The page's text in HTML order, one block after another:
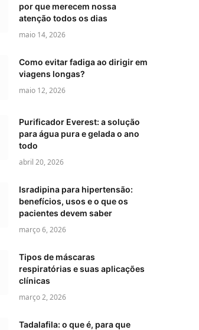
por que merecem nossa
atenção todos os dias
maio 14, 2026
Como evitar fadiga ao dirigir em
viagens longas?
maio 12, 2026
Purificador Everest: a solução
para água pura e gelada o ano
todo
abril 20, 2026
Isradipina para hipertensão:
benefícios, usos e o que os
pacientes devem saber
março 6, 2026
Tipos de máscaras
respiratórias e suas aplicações
clínicas
março 2, 2026
Tadalafila: o que é, para que